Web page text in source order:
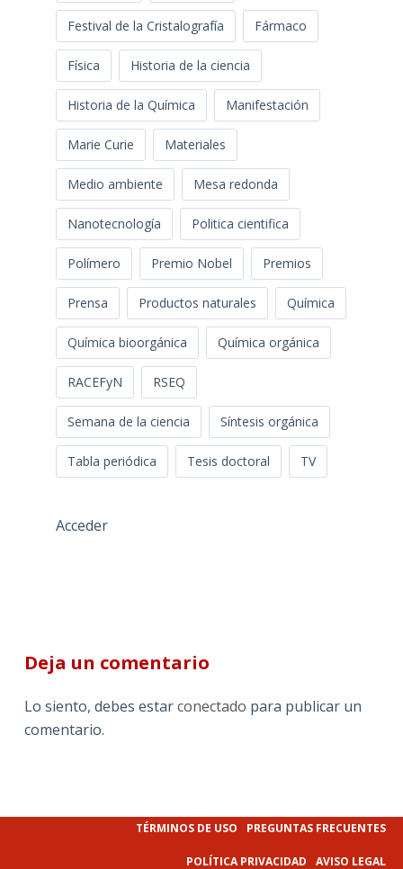
Festival de la Cristalografía Fármaco
Física Historia de la ciencia
Historia de la Química Manifestación
Marie Curie Materiales
Medio ambiente Mesa redonda
Nanotecnología Politica cientifica
Polímero Premio Nobel Premios
Prensa Productos naturales Química
Química bioorgánica Química orgánica
RACEFyN RSEQ
Semana de la ciencia Síntesis orgánica
Tabla periódica Tesis doctoral TV
Acceder
Deja un comentario
Lo siento, debes estarconectado para publicar un
comentario.
TÉRMINOS DE USO PREGUNTAS FRECUENTES
POLÍTICA PRIVACIDAD AVISO LEGAL